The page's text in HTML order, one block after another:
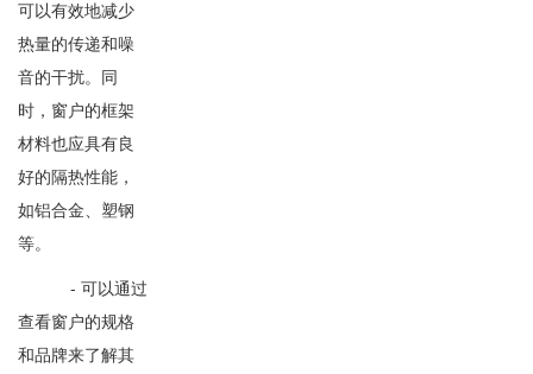
可以有效地减少
热量的传递和噪
音的干扰。同
时，窗户的框架
材料也应具有良
好的隔热性能，
如铝合金、塑钢
等。
- 可以通过
查看窗户的规格
和品牌来了解其